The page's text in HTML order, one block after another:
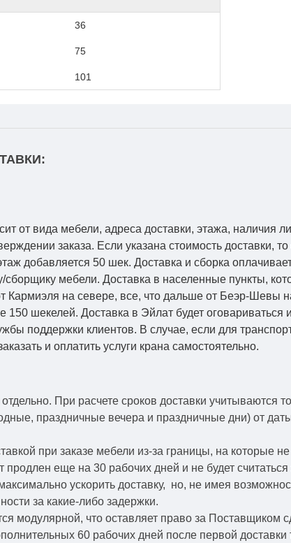
36
75
101
от вида мебели, адреса доставки, этажа, наличия
заказа. Если указана стоимость доставки, то
добавляется 50 шек. Доставка и сборка
мебели. Доставка в населенные пункты,
Кармиэля на севере, все, что дальше от Беэр-Шевы
150 шекелей. Доставка в Эйлат будет оговариваться
поддержки клиентов. В случае, если для
и оплатить услуги крана самостоятельно.
При расчете сроков доставки учитываются
праздничные вечера и праздничные дни) от
при заказе мебели из-за границы, на которые
продлен еще на 30 рабочих дней и не будет
ускорить доставку, но, не имея
за какие-либо задержки.
модулярной, что оставляет право за Поставщиком
60 рабочих дней после первой доставки